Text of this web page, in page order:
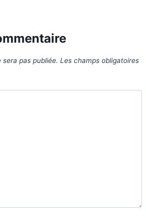
sera pas publiée. Les champs obligatoires